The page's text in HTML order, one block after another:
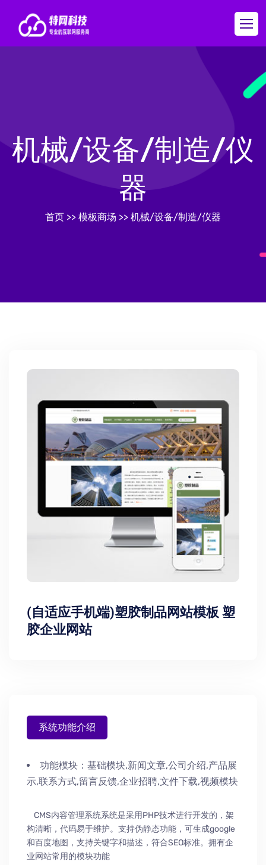
机械/设备/制造/仪
器
首页 >> 模板商场 >> 机械/设备/制造/仪器
(自适应手机端)塑胶制品网站模板 塑
胶企业网站
系统功能介绍
功能模块： 基础模块,新闻文章,公司介绍,产品展
示,联系方式,留言反馈,企业招聘,文件下载,视频模块
CMS内容管理系统系统是采用PHP技术进行开发的，架
构清晰，代码易于维护。支持伪静态功能，可生成google
和百度地图，支持关键字和描述，符合SEO标准。拥有企
业网站常用的模块功能